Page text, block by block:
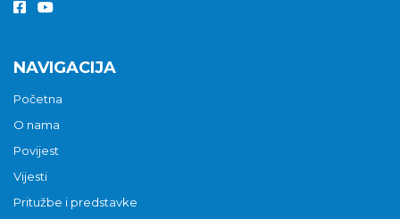
NAVIGACIJA
Početna
O nama
Povijest
Vijesti
Pritužbe i predstavke